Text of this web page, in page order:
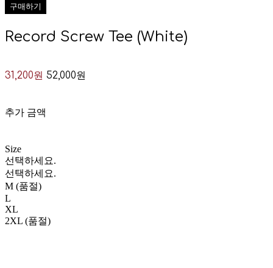
구매하기
Record Screw Tee (White)
31,200원 52,000원
추가 금액
Size
선택하세요.
선택하세요.
M (품절)
L
XL
2XL (품절)